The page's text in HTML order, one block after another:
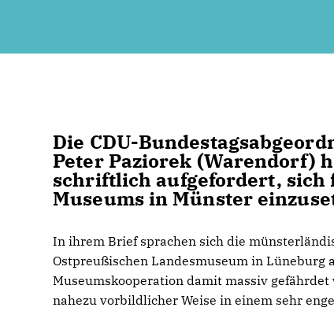
Die CDU-
Peter Paziorek (Warendorf)
schriftlich aufgefordert, sich
Museums in Münster
In ihrem Brief sprachen sich die
Ostpreußischen Landesmuseum in Lüneburg
Museumskooperation damit massiv
nahezu vorbildlicher Weise in einem sehr